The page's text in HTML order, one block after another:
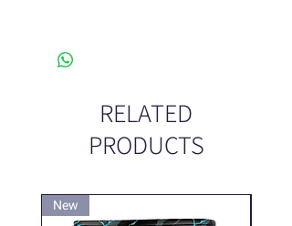
RELATED
PRODUCTS
New